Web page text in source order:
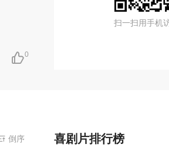
0
扫一扫用手机
大唐嘻游记电影全集完整版,无需安装播放器
倒序 喜剧片排行榜